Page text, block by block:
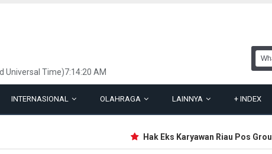
Universal Time)7:14:20 AM
INTERNASIONAL OLAHRAGA LAINNYA + INDEX
Hak Eks Karyawan Riau Pos Group